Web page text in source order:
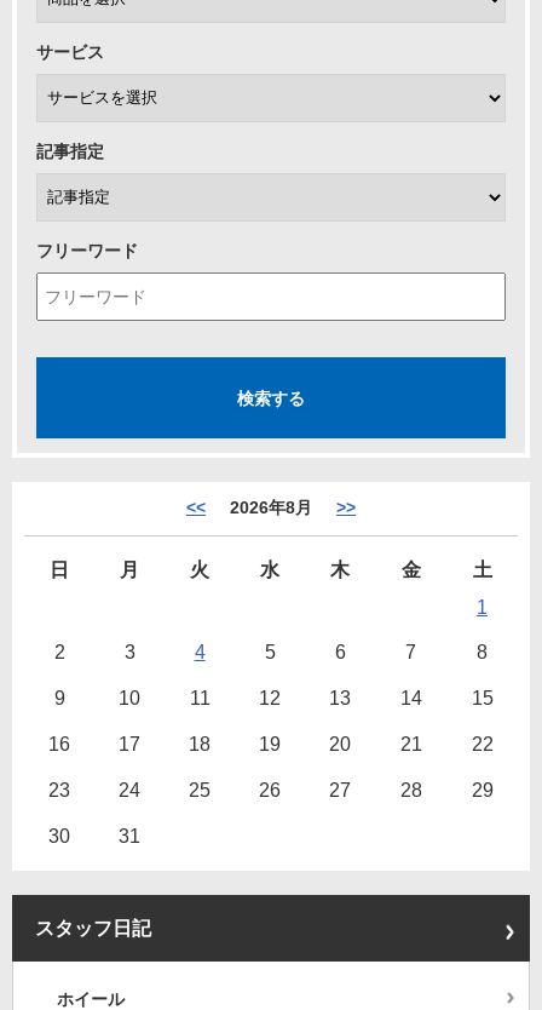
サービス
記事指定
フリーワード
<< 2026年8月 >>
日 月 火 水 木 金
土
1
2 3 4 5 6 7 8
9 10 11 12 13 14 15
16 17 18 19 20 21 22
23 24 25 26 27 28 29
30 31
スタッフ日記
ホイール